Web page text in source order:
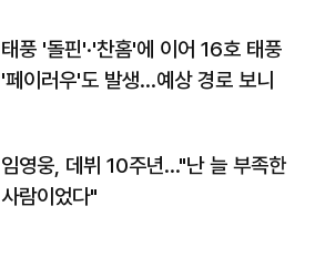
태풍 '돌핀'·'찬홈'에 이어 16호 태풍
'페이러우'도 발생…예상 경로 보니
임영웅, 데뷔 10주년…"난 늘 부족한
사람이었다"